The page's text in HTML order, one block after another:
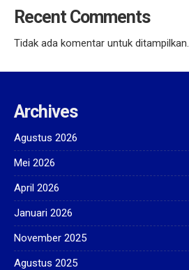
Recent Comments
Tidak ada komentar untuk ditampilkan.
Archives
Agustus 2026
Mei 2026
April 2026
Januari 2026
November 2025
Agustus 2025